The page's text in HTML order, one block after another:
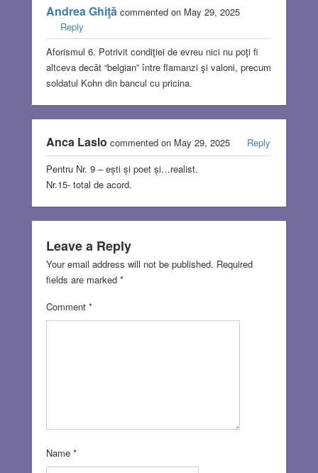
Andrea Ghiţă commented on May 29, 2025
Reply
Aforismul 6. Potrivit condiţiei de evreu nici nu poţi fi
altceva decât “belgian” între flamanzi şi valoni, precum
soldatul Kohn din bancul cu pricina.
Anca Laslo commented on May 29, 2025
Reply
Pentru Nr. 9 – ești și poet și…realist.
Nr.15- total de acord.
Leave a Reply
Your email address will not be published. Required
fields are marked *
Comment *
Name *